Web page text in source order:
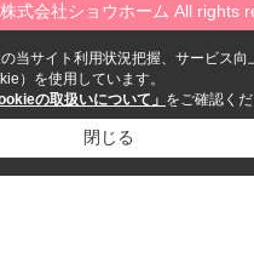
式会社ショウホーム All rights
当サイト利用状況把握、サービス向
）を使用しています。
の取扱いについて」 をご確認くだ
閉じる